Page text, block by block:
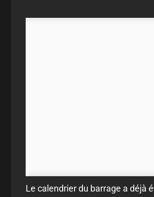
Le calendrier du barrage a déjà